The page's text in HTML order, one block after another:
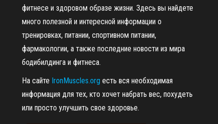
фитнесе и здоровом образе жизни. Здесь вы найдете
много полезной и интересной информации о
тренировках, питании, спортивном питании,
фармакологии, а также последние новости из мира
бодибилдинга и фитнеса.
На сайте IronMuscles.org есть вся необходимая
информация для тех, кто хочет набрать вес, похудеть
или просто улучшить свое здоровье.